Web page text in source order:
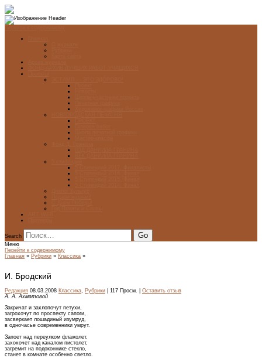
Search
Меню
Перейти к содержимому
Главная » Рубрики » Классика »
И. Бродский
Редакция 08.03.2008 Классика, Рубрики | 117 Просм. | Оставить отзыв
А. А. Ахматовой
Закричат и захлопочут петухи,
загрохочут по проспекту сапоги,
засверкает лошадиный изумруд,
в одночасье современники умрут.
Запоет над переулком флажолет,
захохочет над каналом пистолет,
загремит на подоконнике стекло,
станет в комнате особенно светло.